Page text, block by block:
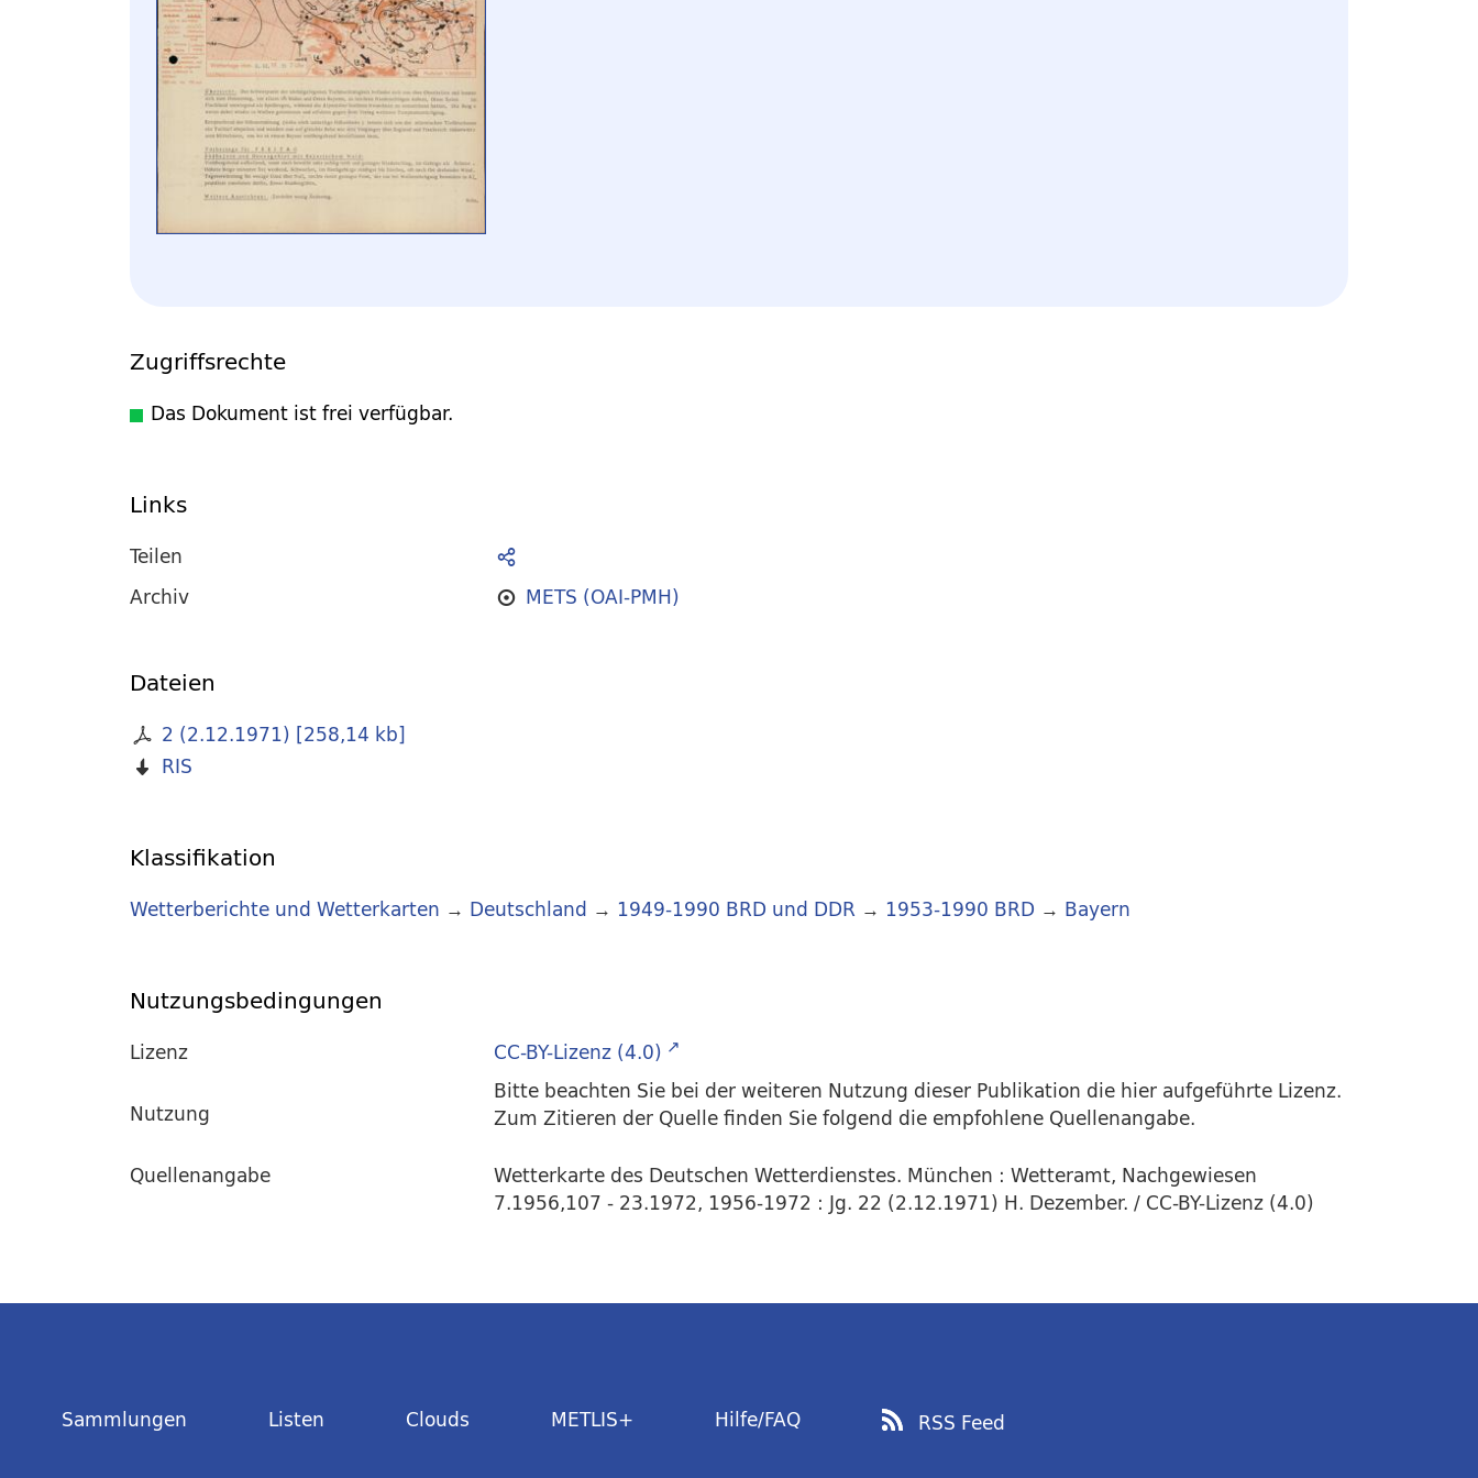
Zugriffsrechte
Das Dokument ist frei verfügbar.
Links
Teilen
Archiv
METS (OAI-PMH)
Dateien
2 (2.12.1971) [258,14 kb]
RIS
Klassifikation
Wetterberichte und Wetterkarten → Deutschland → 1949-1990 BRD und DDR → 1953-1990 BRD → Bayern
Nutzungsbedingungen
Lizenz
CC-BY-Lizenz (4.0)
Nutzung
Bitte beachten Sie bei der weiteren Nutzung dieser Publikation die hier aufgeführte Lizenz.
Zum Zitieren der Quelle finden Sie folgend die empfohlene Quellenangabe.
Quellenangabe
Wetterkarte des Deutschen Wetterdienstes. München : Wetteramt, Nachgewiesen
7.1956,107 - 23.1972, 1956-1972 : Jg. 22 (2.12.1971) H. Dezember. / CC-BY-Lizenz (4.0)
Sammlungen Listen Clouds METLIS+ Hilfe/FAQ RSS Feed